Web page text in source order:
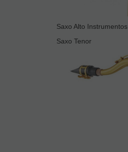
Saxo Alto Instrumentos
Saxo Tenor